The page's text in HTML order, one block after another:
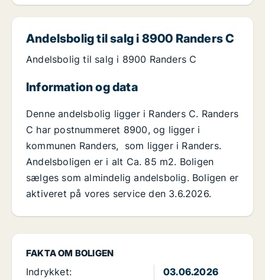
FAKTA OM BOLIGEN
Indrykket:
03.06.2026
Andelsbolig til salg i 8900 Randers C
Andelsbolig til salg i 8900 Randers C
Information og data
Denne andelsbolig ligger i Randers C. Randers
C har postnummeret 8900, og ligger i
kommunen Randers, som ligger i Randers.
Andelsboligen er i alt Ca. 85 m2. Boligen
sælges som almindelig andelsbolig. Boligen er
aktiveret på vores service den 3.6.2026.